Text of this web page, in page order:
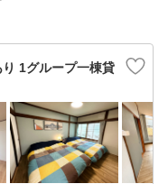
1グループ一棟貸